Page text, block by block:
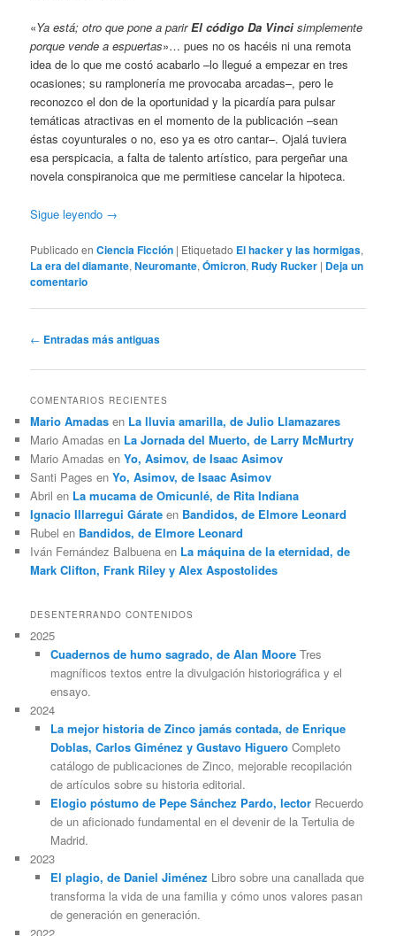
«Ya está; otro que pone a parirEl código Da Vinci simplemente
porque vende a espuertas»… pues no os hacéis ni una remota
idea de lo que me costó acabarlo –lo llegué a empezar en tres
ocasiones; su ramplonería me provocaba arcadas–, pero le
reconozco el don de la oportunidad y la picardía para pulsar
temáticas atractivas en el momento de la publicación –sean
éstas coyunturales o no, eso ya es otro cantar–. Ojalá tuviera
esa perspicacia, a falta de talento artístico, para pergeñar una
novela conspiranoica que me permitiese cancelar la hipoteca.
Sigue leyendo →
Publicado en Ciencia Ficción | Etiquetado El hacker y las hormigas,
La era del diamante,Neuromante,Ómicron, Rudy Rucker | Deja un
comentario
Navegación
entradas
← Entradas más antiguas
COMENTARIOS RECIENTES
Mario Amadas en La lluvia amarilla, de Julio Llamazares
Mario Amadas en La Jornada del Muerto, de Larry McMurtry
Mario Amadas enYo, Asimov, de Isaac Asimov
Santi Pages enYo, Asimov, de Isaac Asimov
Abril en La mucama de Omicunlé, de Rita Indiana
Ignacio Illarregui Gárate en Bandidos, de Elmore Leonard
Rubel en Bandidos, de Elmore Leonard
Iván Fernández Balbuena en La máquina de la eternidad, de
Mark Clifton, Frank Riley y Alex Aspostolides
DESENTERRANDO CONTENIDOS
2025
Cuadernos de humo sagrado, de Alan MooreTres
magníficos textos entre la divulgación historiográfica y el
ensayo.
2024
La mejor historia de Zinco jamás contada, de Enrique
Doblas, Carlos Giménez y Gustavo HigueroCompleto
catálogo de publicaciones de Zinco, mejorable recopilación
de artículos sobre su historia editorial.
Elogio póstumo de Pepe Sánchez Pardo, lectorRecuerdo
de un aficionado fundamental en el devenir de la Tertulia de
Madrid.
2023
El plagio, de Daniel Jiménez Libro sobre una canallada que
transforma la vida de una familia y cómo unos valores pasan
de generación en generación.
2022